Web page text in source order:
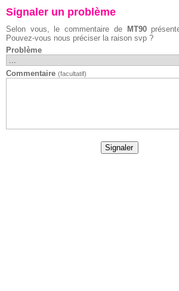
Signaler un problème
Selon vous, le commentaire de MT90
Pouvez-vous nous préciser la raison svp ?
Problème
Commentaire (facultatif)